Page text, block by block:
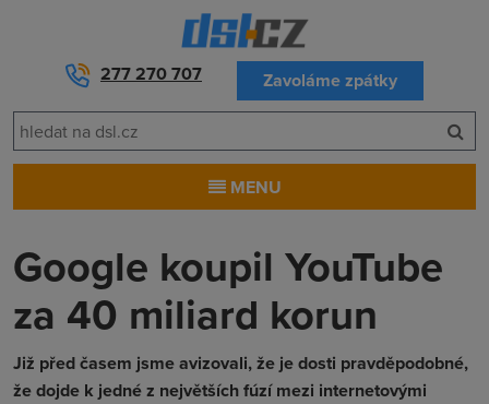
277 270 707 Zavoláme zpátky
MENU
Google koupil YouTube
za 40 miliard korun
Již před časem jsme avizovali, že je dosti pravděpodobné,
že dojde k jedné z největších fúzí mezi internetovými